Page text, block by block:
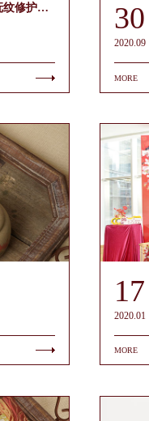
新品上市：“黄金小熨斗”-抗皱抚纹修护眼霜 30
2020.09
MORE
17
2020.01
MORE